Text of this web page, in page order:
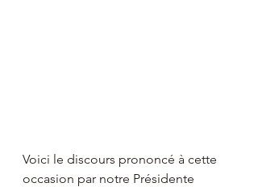
Voici le discours prononcé à cette
occasion par notre Présidente